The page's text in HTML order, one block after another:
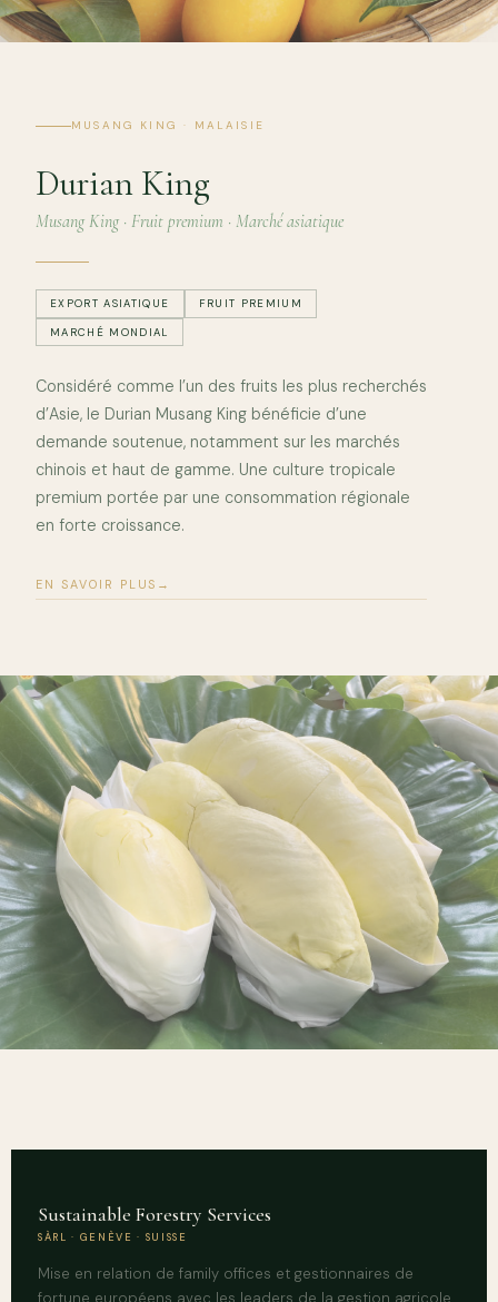
MUSANG KING · MALAISIE
Durian King
Musang King · Fruit premium · Marché asiatique
EXPORT ASIATIQUE
FRUIT PREMIUM
MARCHÉ MONDIAL
Considéré comme l’un des fruits les plus recherchés
d’Asie, le Durian Musang King bénéficie d’une
demande soutenue, notamment sur les marchés
chinois et haut de gamme. Une culture tropicale
premium portée par une consommation régionale
en forte croissance.
EN SAVOIR PLUS
Sustainable Forestry Services
SÀRL · GENÈVE · SUISSE
Mise en relation de family offices et gestionnaires de
fortune européens avec les leaders de la gestion agricole